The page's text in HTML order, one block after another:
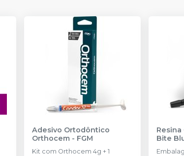
Adesivo Ortodôntico
Orthocem- FGM
Kit com Orthocem 4g + 1
Bite